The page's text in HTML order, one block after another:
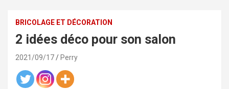
BRICOLAGE ET DÉCORATION
2 idées déco pour son salon
2021/09/17 Perry